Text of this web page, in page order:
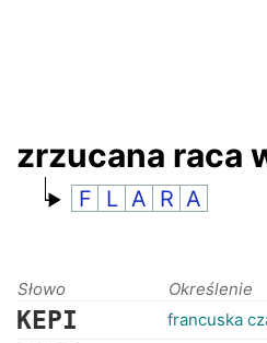
zrzucana raca
F L A R A
Słowo Określenie
KEPI francuska